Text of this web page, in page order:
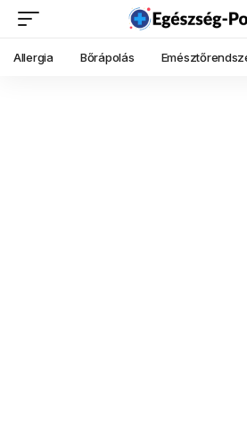
Allergia Bőrápolás